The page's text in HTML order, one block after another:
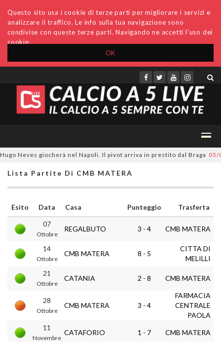
OK
Questo sito usa i cookie di terze parti per migliorare i servizi e
analizzare il traffico. Le info sulla tua navigazione sono
condivise con queste terze parti. Navigando ne accetti l'uso dei
cookie.
Accedi Archivio Invio comunicati Redazione
Neves giocherà nel Napoli. Il pivot arriva in prestito dal Braga 05/
Lista Partite Di CMB MATERA
Esito Data Casa Punteggio
Trasferta
07
Ottobre
REGALBUTO 3 - 4 CMB MATERA
14
Ottobre
CMB MATERA 8 - 5
CITTA DI
MELILLI
21
Ottobre
CATANIA 2 - 8 CMB MATERA
28
Ottobre
CMB MATERA 3 - 4
FARMACIA
CENTRALE
PAOLA
11
Novembre
CATAFORIO 1 - 7 CMB MATERA